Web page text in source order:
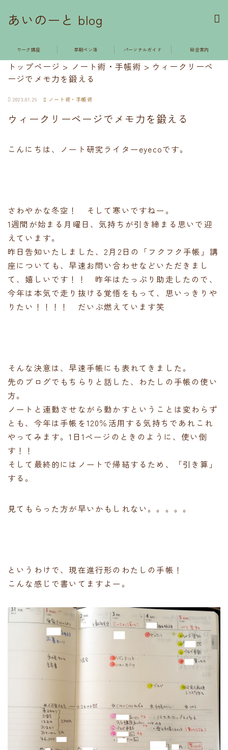
あいのーと blog
ワーク講座 早朝ペン活 パーソナルガイド 総合案内
トップページ > ノート術・手帳術 > ウィークリーペ
ージでメモ力を鍛える
2023.01.29 ノート術・手帳術
ウィークリーページでメモ力を鍛える
こんにちは、ノート研究ライターeyecoです。
さわやかな冬空！ そして寒いですねー。
1週間が始まる月曜日、気持ちが引き締まる思いで迎
えています。
昨日告知いたしました、2月2日の「フクフク手帳」講
座についても、早速お問い合わせなどいただきまし
て、嬉しいです！！ 昨年はたっぷり助走したので、
今年は本気で走り抜ける覚悟をもって、思いっきりや
りたい！！！！ だいぶ燃えています笑
そんな決意は、早速手帳にも表れてきました。
先のブログでもちらりと話した、わたしの手帳の使い
方。
ノートと連動させながら動かすということは変わらず
とも、今年は手帳を120％活用する気持ちであれこれ
やってみます。1日1ページのときのように、使い倒
す！！
そして最終的にはノートで帰結するため、「引き算」
する。
見てもらった方が早いかもしれない。。。。。
というわけで、現在進行形のわたしの手帳！
こんな感じで書いてますよー。